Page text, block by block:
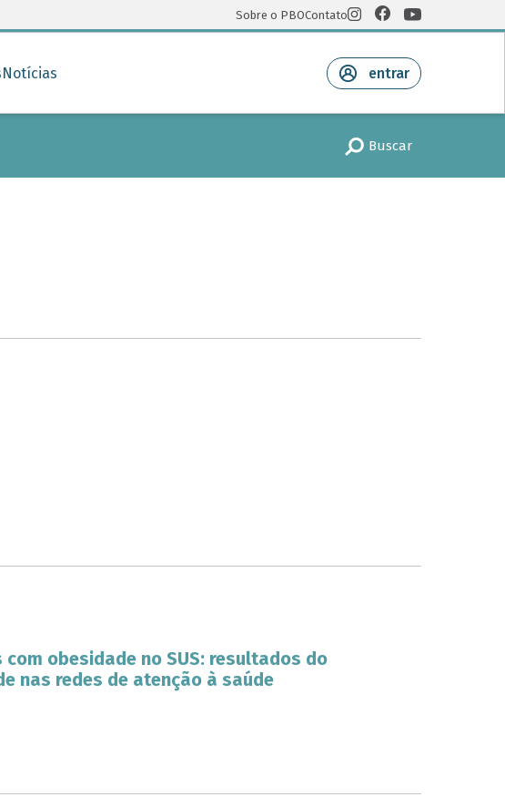
Sobre o PBOContato
Notícias entrar
Buscar
obesidade no SUS: resultados do
nas redes de atenção à saúde